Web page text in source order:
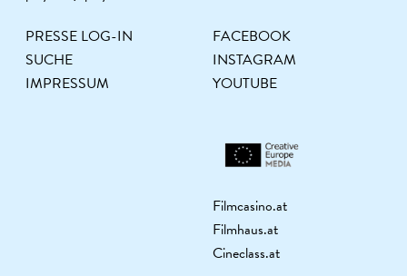
PRESSE LOG-IN
SUCHE
IMPRESSUM
FACEBOOK
INSTAGRAM
YOUTUBE
Filmcasino.at
Filmhaus.at
Cineclass.at